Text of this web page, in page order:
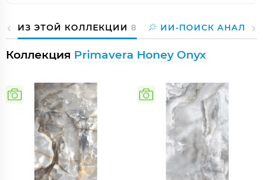
ИЗ ЭТОЙ КОЛЛЕКЦИИ 8 ИИ-ПОИСК
Коллекция Primavera Honey Onyx